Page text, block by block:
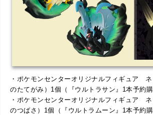
・ポケモンセンターオリジナルフィギュア
のたてがみ）1個（『ウルトラサン』1本予約購
・ポケモンセンターオリジナルフィギュア
のつばさ）1個（『ウルトラムーン』1本予約購